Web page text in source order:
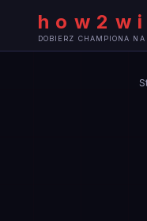
DOBIERZ CHAMPIONA NA